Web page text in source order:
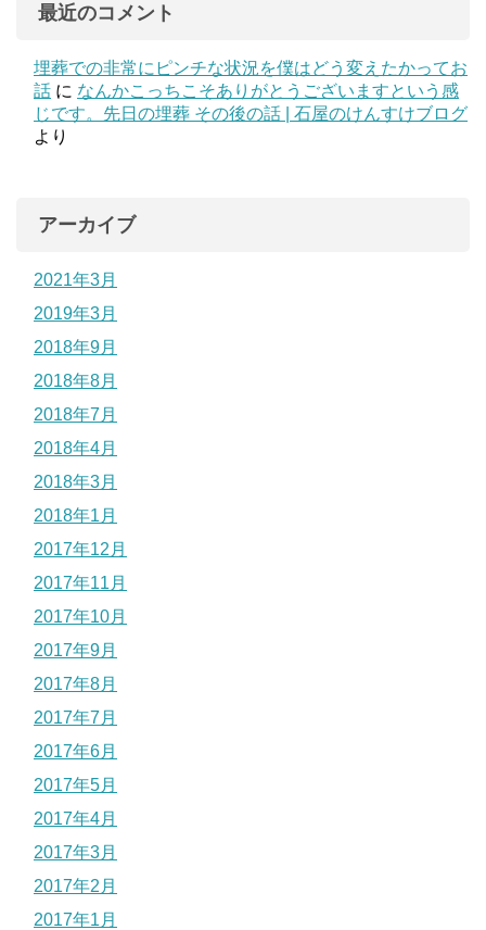
最近のコメント
埋葬での非常にピンチな状況を僕はどう変えたかってお
話 に なんかこっちこそありがとうございますという感
じです。先日の埋葬 その後の話 | 石屋のけんすけブログ
より
アーカイブ
2021年3月
2019年3月
2018年9月
2018年8月
2018年7月
2018年4月
2018年3月
2018年1月
2017年12月
2017年11月
2017年10月
2017年9月
2017年8月
2017年7月
2017年6月
2017年5月
2017年4月
2017年3月
2017年2月
2017年1月